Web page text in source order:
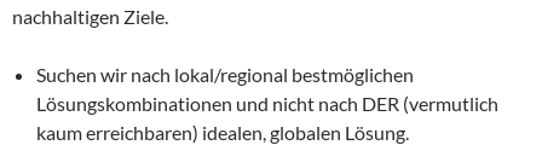
nachhaltigen Ziele.
Suchen wir nach lokal/regional bestmöglichen
Lösungskombinationen und nicht nach DER (vermutlich
kaum erreichbaren) idealen, globalen Lösung.